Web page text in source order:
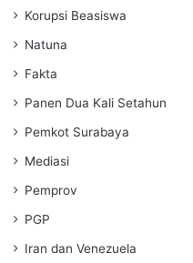
Korupsi Beasiswa
Natuna
Fakta
Panen Dua Kali Setahun
Pemkot Surabaya
Mediasi
Pemprov
PGP
Iran dan Venezuela